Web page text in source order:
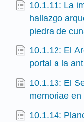
10.1.11: La
hallazgo
piedra de
10.1.12: El
portal a la
10.1.13: El
memoriae
10.1.14: